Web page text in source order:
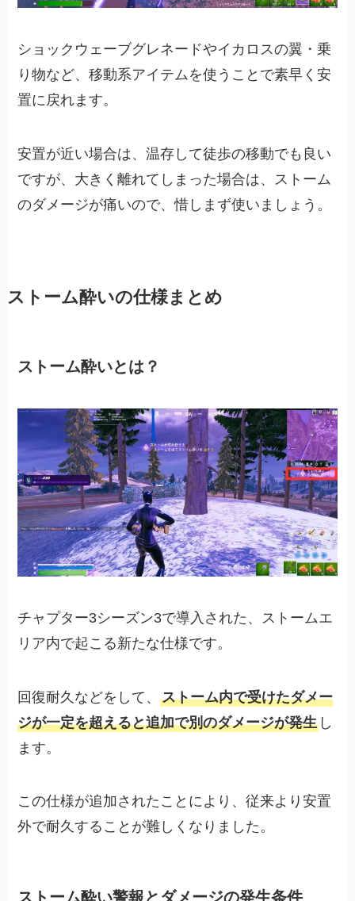
ショックウェーブグレネードやイカロスの翼・乗
り物など、移動系アイテムを使うことで素早く安
置に戻れます。
安置が近い場合は、温存して徒歩の移動でも良い
ですが、大きく離れてしまった場合は、ストーム
のダメージが痛いので、惜しまず使いましょう。
ストーム酔いの仕様まとめ
ストーム酔いとは？
チャプター3シーズン3で導入された、ストームエ
リア内で起こる新たな仕様です。
回復耐久などをして、ストーム内で受けたダメー
ジが一定を超えると追加で別のダメージが発生 し
ます。
この仕様が追加されたことにより、従来より安置
外で耐久することが難しくなりました。
ストーム酔い警報とダメージの発生条件